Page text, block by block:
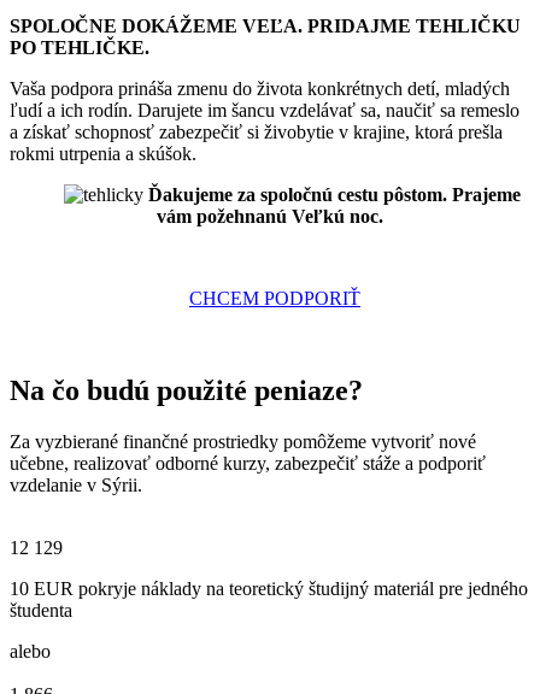
SPOLOČNE DOKÁŽEME VEĽA. PRIDAJME TEHLIČKU
PO TEHLIČKE.
Vaša podpora prináša zmenu do života konkrétnych detí, mladých
ľudí a ich rodín. Darujete im šancu vzdelávať sa, naučiť sa remeslo
a získať schopnosť zabezpečiť si živobytie v krajine, ktorá prešla
rokmi utrpenia a skúšok.
Ďakujeme za spoločnú cestu pôstom. Prajeme
vám požehnanú Veľkú noc.
CHCEM PODPORIŤ
Na čo budú použité peniaze?
Za vyzbierané finančné prostriedky pomôžeme vytvoriť nové
učebne, realizovať odborné kurzy, zabezpečiť stáže a podporiť
vzdelanie v Sýrii.
12 129
10 EUR pokryje náklady na teoretický študijný materiál pre jedného
študenta
alebo